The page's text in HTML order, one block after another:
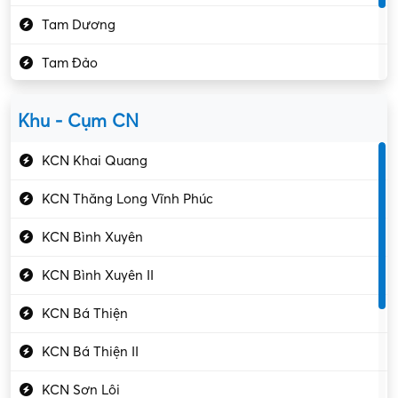
Kiểm soát chất lượng
Kỹ sư cơ khí
Kỹ sư điện
Kỹ thuật cao
Kỹ thuật mạng – IT
Làm bán thời gian
Lao động phổ thông
Lập trình – Phát triển
Luật – Công chứng
Tam Dương
Tam Đảo
Khu - Cụm CN
KCN Khai Quang
KCN Thăng Long Vĩnh Phúc
KCN Bình Xuyên
KCN Bình Xuyên II
KCN Bá Thiện
KCN Bá Thiện II
KCN Sơn Lôi